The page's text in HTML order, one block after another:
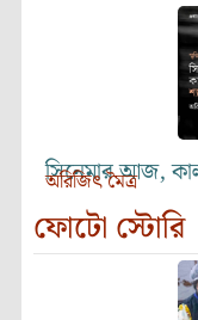
সিনেমার আজ,
অরিজিৎ মৈত্র
ফোটো স্টোরি